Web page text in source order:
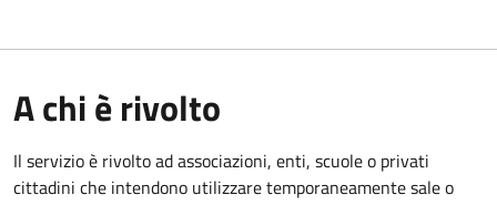
A chi è rivolto
Il servizio è rivolto ad associazioni, enti, scuole o privati
cittadini che intendono utilizzare temporaneamente sale o